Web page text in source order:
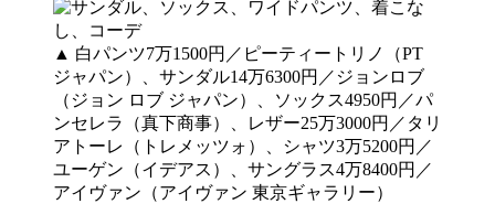
▲ 白パンツ7万1500円／ピーティートリノ（PT
ジャパン）、サンダル14万6300円／ジョンロブ
（ジョン ロブ ジャパン）、ソックス4950円／パ
ンセレラ（真下商事）、レザー25万3000円／タリ
アトーレ（トレメッツォ）、シャツ3万5200円／
ユーゲン（イデアス）、サングラス4万8400円／
アイヴァン（アイヴァン 東京ギャラリー）